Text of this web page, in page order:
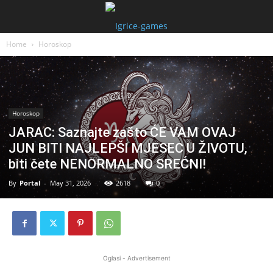
Home Horoskop
Horoskop
JARAC: Saznajte zašto ĆE VAM OVAJ
JUN BITI NAJLEPŠI MJESEC U ŽIVOTU,
biti čete NENORMALNO SREĆNI!
By Portal - May 31, 2026 2618 0
Oglasi - Advertisement